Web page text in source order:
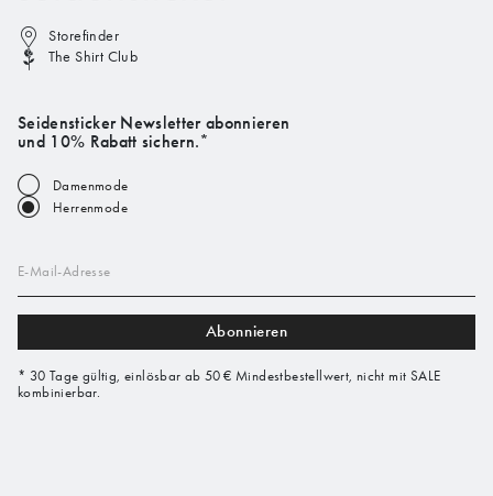
Storefinder
The Shirt Club
Seidensticker Newsletter abonnieren
und 10% Rabatt sichern.*
Damenmode
Herrenmode
E-Mail-Adresse
Abonnieren
* 30 Tage gültig, einlösbar ab 50 € Mindestbestellwert, nicht mit SALE
kombinierbar.